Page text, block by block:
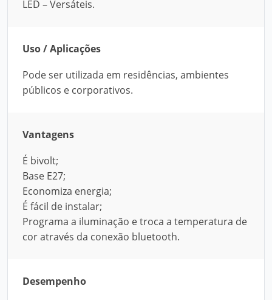
LED – Versáteis.
Uso / Aplicações
Pode ser utilizada em residências, ambientes
públicos e corporativos.
Vantagens
É bivolt;
Base E27;
Economiza energia;
É fácil de instalar;
Programa a iluminação e troca a temperatura de
cor através da conexão bluetooth.
Desempenho